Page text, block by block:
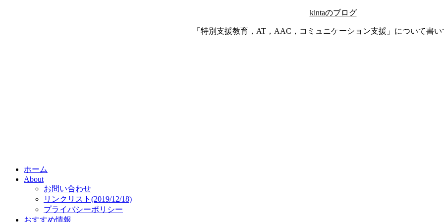
kintaのブログ
「特別支援教育，AT，AAC，コミュニケーション支援」について書
ホーム
About
お問い合わせ
リンクリスト(2019/12/18)
プライバシーポリシー
おすすめ情報